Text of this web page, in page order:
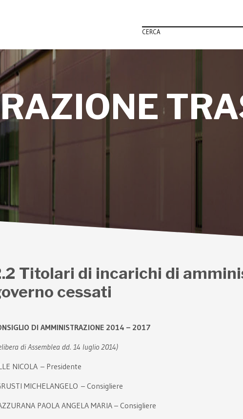
CERCA
Titolari di incarichi di
cessati
DI AMMINISTRAZIONE 2014 – 2017
di Assemblea dd. 14 luglio 2014)
NICOLA – Presidente
MICHELANGELO – Consigliere
PAOLA ANGELA MARIA – Consigliere